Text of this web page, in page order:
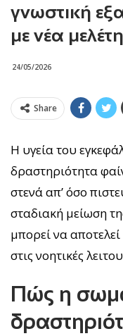
γνωστική
με νέα μελέτη
24/05/2026
Share
Η υγεία του
δραστηριότητα
στενά απ’ όσο
σταδιακή μείωση
μπορεί να
στις νοητικές
Πώς η